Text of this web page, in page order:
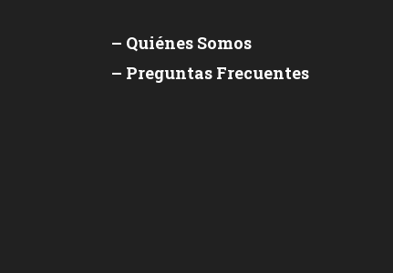
– Quiénes Somos
– Preguntas Frecuentes